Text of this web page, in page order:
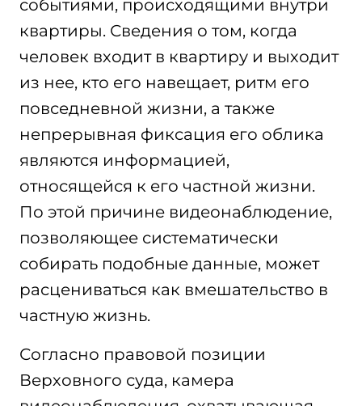
событиями, происходящими внутри
квартиры. Сведения о том, когда
человек входит в квартиру и выходит
из нее, кто его навещает, ритм его
повседневной жизни, а также
непрерывная фиксация его облика
являются информацией,
относящейся к его частной жизни.
По этой причине видеонаблюдение,
позволяющее систематически
собирать подобные данные, может
расцениваться как вмешательство в
частную жизнь.
Согласно правовой позиции
Верховного суда, камера